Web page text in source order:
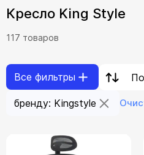
Кресло King Style
117 товаров
Все фильтры
бренду: Kingstyle